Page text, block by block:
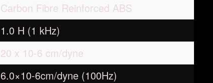
Carbon Fibre Reinforced ABS
1.0 H (1 kHz)
20 x 10-6 cm/dyne
6.0×10-6cm/dyne (100Hz)